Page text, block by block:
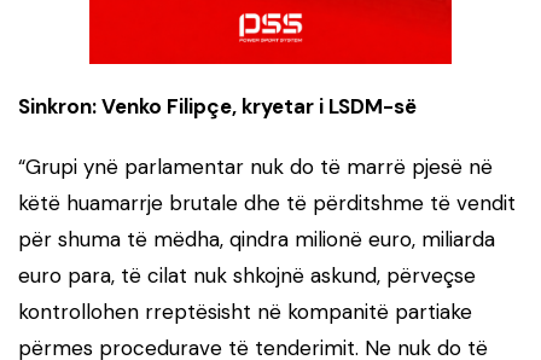
Sinkron: Venko Filipçe, kryetar i LSDM-së
“Grupi ynë parlamentar nuk do të marrë pjesë në
këtë huamarrje brutale dhe të përditshme të vendit
për shuma të mëdha, qindra milionë euro, miliarda
euro para, të cilat nuk shkojnë askund, përveçse
kontrollohen rreptësisht në kompanitë partiake
përmes procedurave të tenderimit. Ne nuk do të